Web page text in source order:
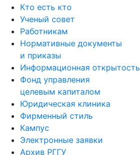
Кто есть кто
Ученый совет
Работникам
Нормативные документы
и приказы
Информационная открытость
Фонд управления
целевым капиталом
Юридическая клиника
Фирменный стиль
Кампус
Электронные заявки
Архив РГГУ